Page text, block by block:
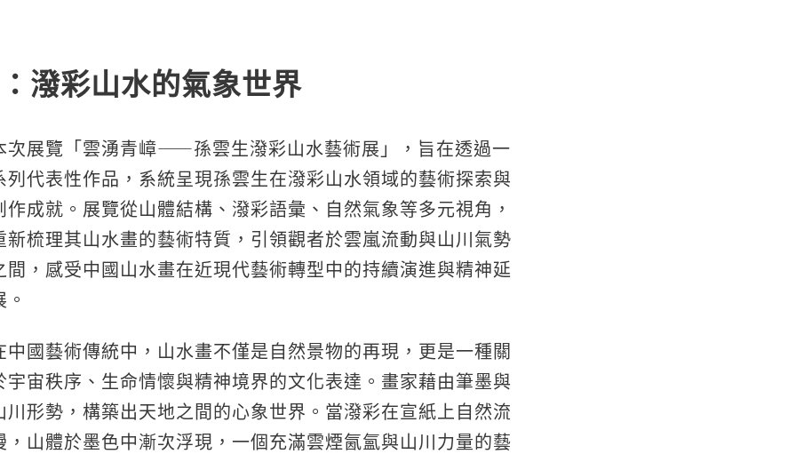
潑彩山水的氣象世界
次展覽「雲湧青嶂⸺孫雲生潑彩山水藝術展」，旨在透過一
列代表性作品，系統呈現孫雲生在潑彩山水領域的藝術探索與
作成就。展覽從山體結構、潑彩語彙、自然氣象等多元視角，
新梳理其山水畫的藝術特質，引領觀者於雲嵐流動與山川氣勢
間，感受中國山水畫在近現代藝術轉型中的持續演進與精神延
。
中國藝術傳統中，山水畫不僅是自然景物的再現，更是一種關
宇宙秩序、生命情懷與精神境界的文化表達。畫家藉由筆墨與
川形勢，構築出天地之間的心象世界。當潑彩在宣紙上自然流
，山體於墨色中漸次浮現，一個充滿雲煙氤氳與山川力量的藝